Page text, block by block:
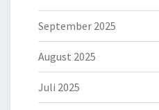
September 2025
August 2025
Juli 2025